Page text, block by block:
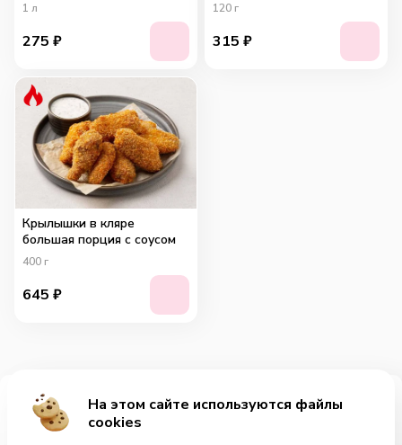
Добавить за 399₽
1 л
275 ₽
120 г
315 ₽
Крылышки в кляре
большая порция с соусом
400 г
645 ₽
На этом сайте используются файлы
cookies